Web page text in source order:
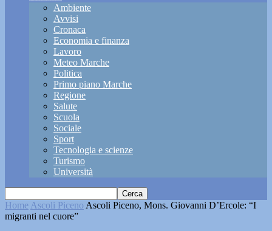
Ambiente
Avvisi
Cronaca
Economia e finanza
Lavoro
Meteo Marche
Politica
Primo piano Marche
Regione
Salute
Scuola
Sociale
Sport
Tecnologia e scienze
Turismo
Università
Home Ascoli Piceno Ascoli Piceno, Mons. Giovanni D’Ercole: “I
migranti nel cuore”